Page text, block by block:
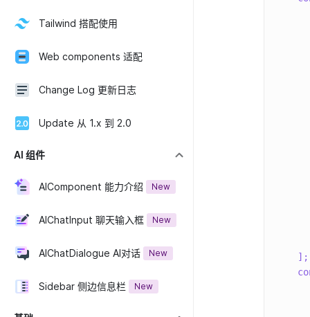
Tailwind 搭配使用
Web components 适配
Change Log 更新日志
Update 从 1.x 到 2.0
AI 组件
AIComponent 能力介绍 New
AIChatInput 聊天输入框 New
AIChatDialogue AI对话 New
Sidebar 侧边信息栏 New
] ;